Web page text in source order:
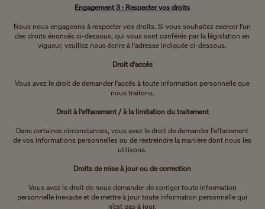
Engagement 3 : Respecter vos droits
Nous nous engageons à respecter vos droits. Si vous souhaitez exercer l'un
des droits énoncés ci-dessous, qui vous sont conférés par la législation en
vigueur, veuillez nous écrire à l'adresse indiquée ci-dessous.
Droit d'accès
Vous avez le droit de demander l'accès à toute information personnelle que
nous traitons.
Droit à l'effacement / à la limitation du traitement
Dans certaines circonstances, vous avez le droit de demander l'effacement
de vos informations personnelles ou de restreindre la manière dont nous les
utilisons.
Droits de mise à jour ou de correction
Vous avez le droit de nous demander de corriger toute information
personnelle inexacte et de mettre à jour toute information personnelle qui
n’est pas à jour.